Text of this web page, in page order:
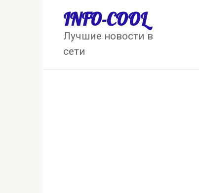
INFO-COOL
Лучшие новости в
сети